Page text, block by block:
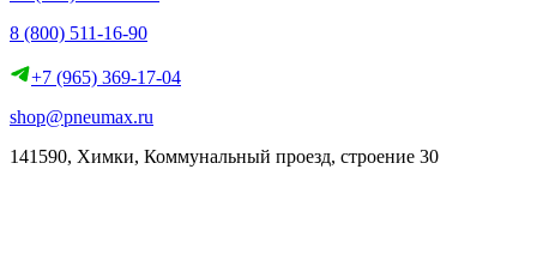
8 (800) 511-16-90
+7 (965) 369-17-04
shop@pneumax.ru
141590, Химки, Коммунальный проезд, строение 30